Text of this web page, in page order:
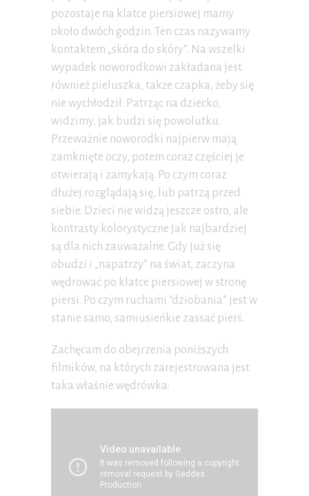
pozostaje na klatce piersiowej mamy
około dwóch godzin. Ten czas nazywamy
kontaktem „skóra do skóry”. Na wszelki
wypadek noworodkowi zakładana jest
również pieluszka, także czapka, żeby się
nie wychłodził. Patrząc na dziecko,
widzimy, jak budzi się powolutku.
Przeważnie noworodki najpierw mają
zamknięte oczy, potem coraz częściej je
otwierają i zamykają. Po czym coraz
dłużej rozglądają się, lub patrzą przed
siebie. Dzieci nie widzą jeszcze ostro, ale
kontrasty kolorystyczne jak najbardziej
są dla nich zauważalne. Gdy już się
obudzi i „napatrzy” na świat, zaczyna
wędrować po klatce piersiowej w stronę
piersi. Po czym ruchami “dziobania” jest w
stanie samo, samiusieńkie zassać pierś.
Zachęcam do obejrzenia poniższych
filmików, na których zarejestrowana jest
taka właśnie wędrówka: